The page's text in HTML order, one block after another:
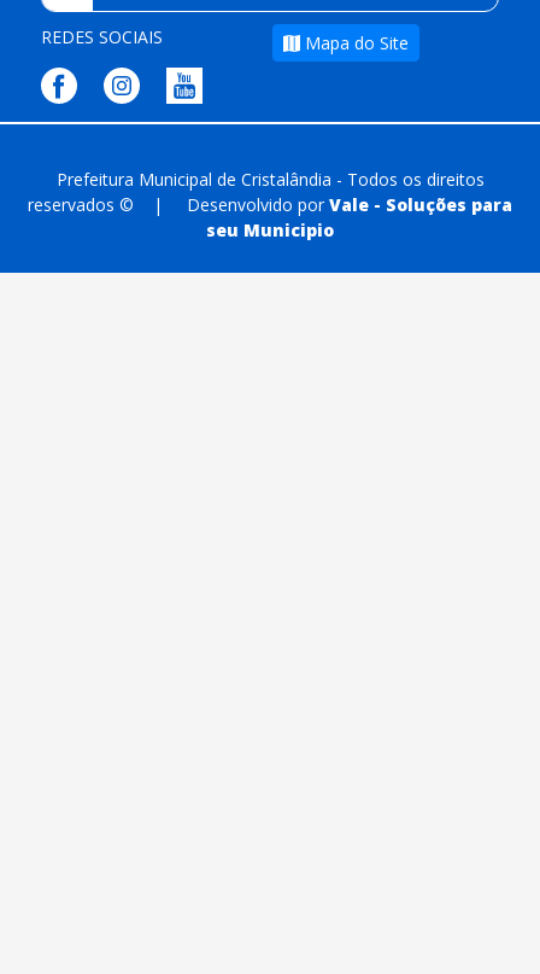
REDES SOCIAIS Mapa do Site
Prefeitura Municipal de Cristalândia - Todos os direitos
reservados © | Desenvolvido porVale - Soluções para
seu Municipio